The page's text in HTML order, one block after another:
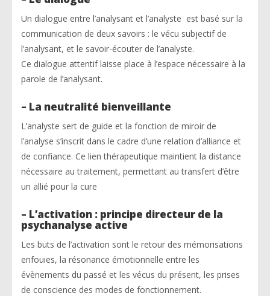
Un dialogue entre l’analysant et l’analyste est basé sur la
communication de deux savoirs : le vécu subjectif de
l’analysant, et le savoir-écouter de l’analyste.
Ce dialogue attentif laisse place à l’espace nécessaire à la
parole de l’analysant.
– La neutralité bienveillante
L’analyste sert de guide et la fonction de miroir de
l’analyse s’inscrit dans le cadre d’une relation d’alliance et
de confiance. Ce lien thérapeutique maintient la distance
nécessaire au traitement, permettant au transfert d’être
un allié pour la cure
– L’activation : principe directeur de la
psychanalyse active
Les buts de l’activation sont le retour des mémorisations
enfouies, la résonance émotionnelle entre les
évènements du passé et les vécus du présent, les prises
de conscience des modes de fonctionnement.